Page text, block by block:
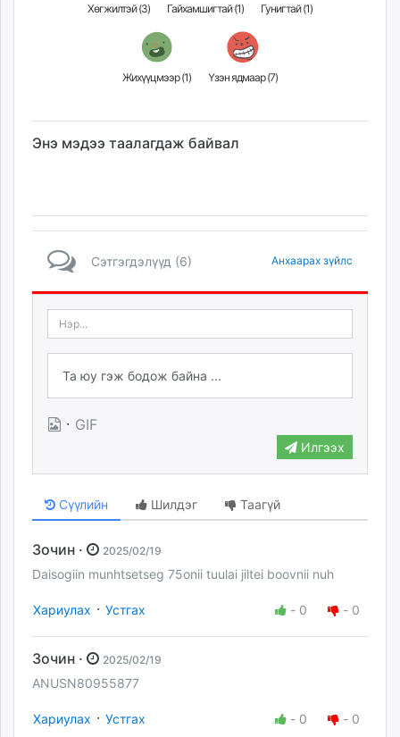
Хөгжилтэй (3) Гайхамшигтай (1) Гунигтай (1)
Жихүүцмээр (1) Үзэн ядмаар (7)
Энэ мэдээ таалагдаж байвал
Сэтгэгдэлүүд (6) Анхаарах зүйлс
· GIF
Илгээх
Сүүлийн Шилдэг Таагүй
Зочин · 2025/02/19
Daisogiin munhtsetseg 75onii tuulai jiltei boovnii nuh
Хариулах · Устгах - 0 - 0
Зочин · 2025/02/19
ANUSN80955877
Хариулах · Устгах - 0 - 0